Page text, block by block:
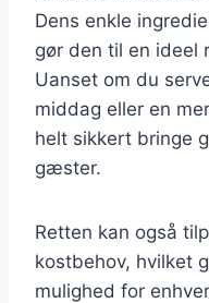
Dens enkle
gør den til en ideel
Uanset om du
middag eller en
helt sikkert bringe
gæster.
Retten kan også
kostbehov, hvilket
mulighed for